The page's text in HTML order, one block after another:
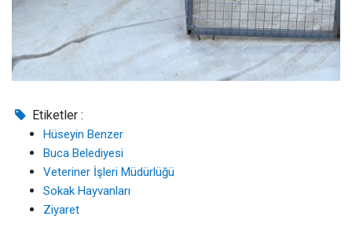
Etiketler :
Hüseyin Benzer
Buca Belediyesi
Veteriner İşleri Müdürlüğü
Sokak Hayvanları
Ziyaret